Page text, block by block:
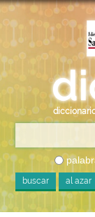
buscar al azar